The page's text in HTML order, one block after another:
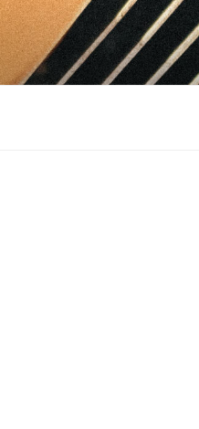
Pular
para
o
conteúdo